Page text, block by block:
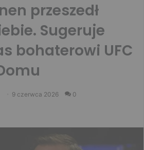
przeszedł
Sugeruje
bohaterowi UFC
9 czerwca 2026 0